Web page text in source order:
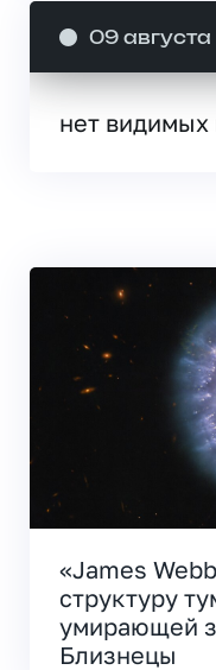
09 августа
нет видимых
«James
структуру
умирающей
Близнецы